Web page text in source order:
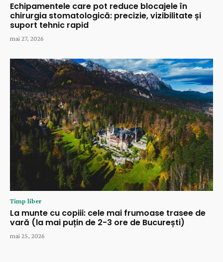
Echipamentele care pot reduce blocajele în
chirurgia stomatologică: precizie, vizibilitate și
suport tehnic rapid
mai 27, 2026
Timp liber
La munte cu copiii: cele mai frumoase trasee de
vară (la mai puțin de 2-3 ore de București)
mai 25, 2026